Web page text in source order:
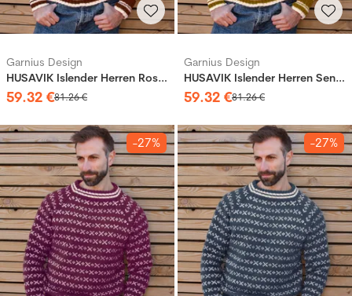
Garnius Design
HUSAVIK Islender Herren Rostbraun (Merinor)
59.32 €81.26€
Garnius Design
HUSAVIK Islender Herren Senf (Merinor)
59.32 €81.26€
-27% -27%